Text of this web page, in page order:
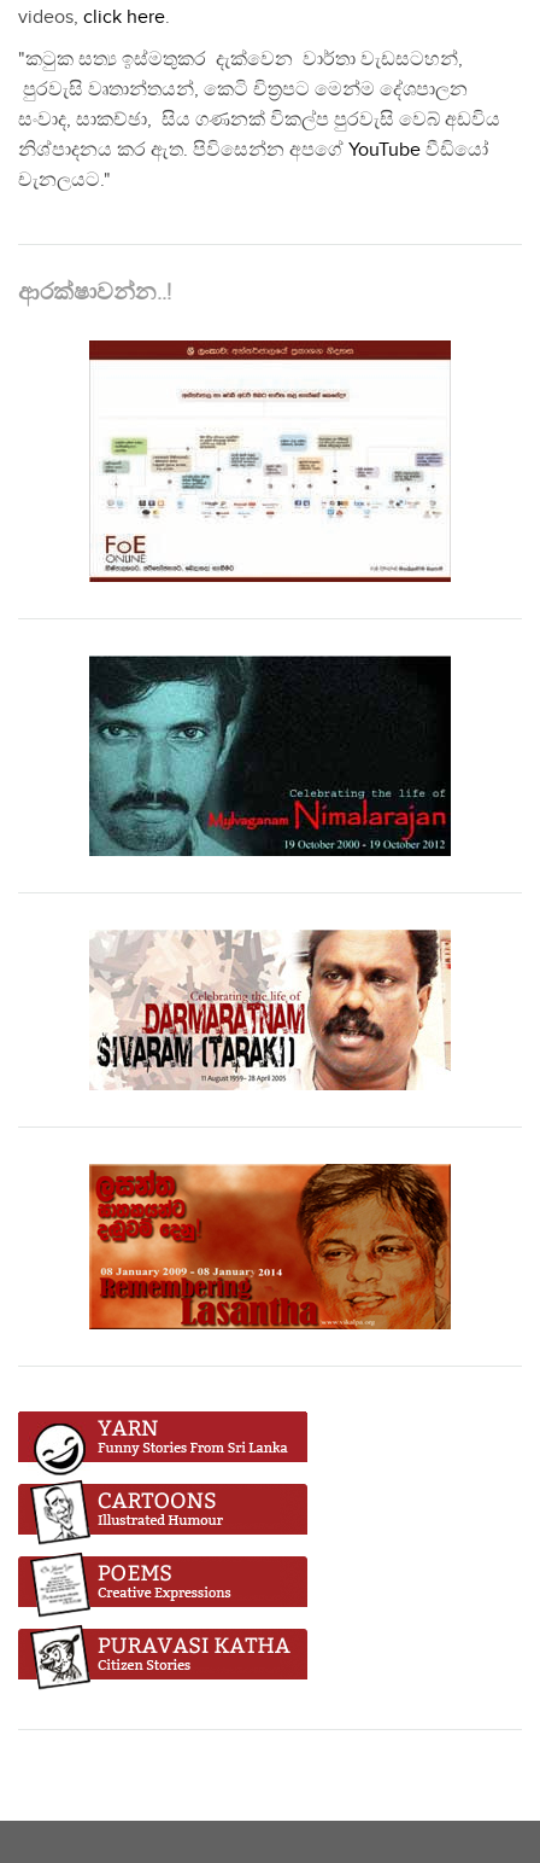
videos, click here.
"කටුක සත්‍ය ඉස්මතුකර දැක්වෙන වාර්තා වැඩසටහන්,
පුරවැසි වෘතාන්තයන්, කෙටි චිත්‍රපට මෙන්ම දේශපාලන
සංවාද, සාකච්ඡා, සිය ගණනක් විකල්ප පුරවැසි වෙබ් අඩවිය
නිශ්පාදනය කර ඇත. පිවිසෙන්න අපගේ YouTube වීඩියෝ
චැනලයට."
ආරක්ෂාවන්න..!